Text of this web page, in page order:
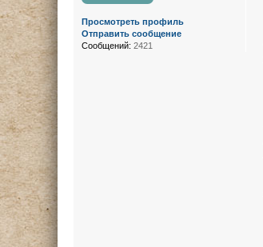
Просмотреть профиль
Отправить сообщение
Сообщений: 2421